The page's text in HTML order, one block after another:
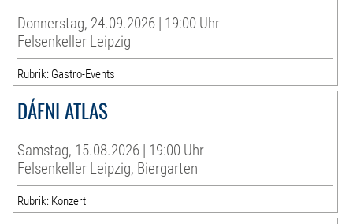
Donnerstag, 24.09.2026 | 19:00 Uhr
Felsenkeller Leipzig
Rubrik: Gastro-Events
DÁFNI ATLAS
Samstag, 15.08.2026 | 19:00 Uhr
Felsenkeller Leipzig, Biergarten
Rubrik: Konzert